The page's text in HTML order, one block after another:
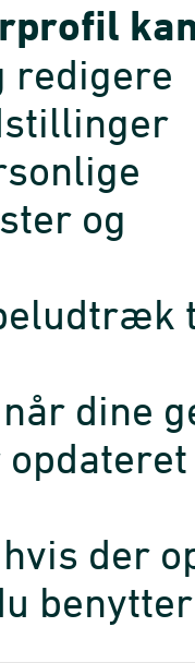
redigere
og
dine
der
benytter